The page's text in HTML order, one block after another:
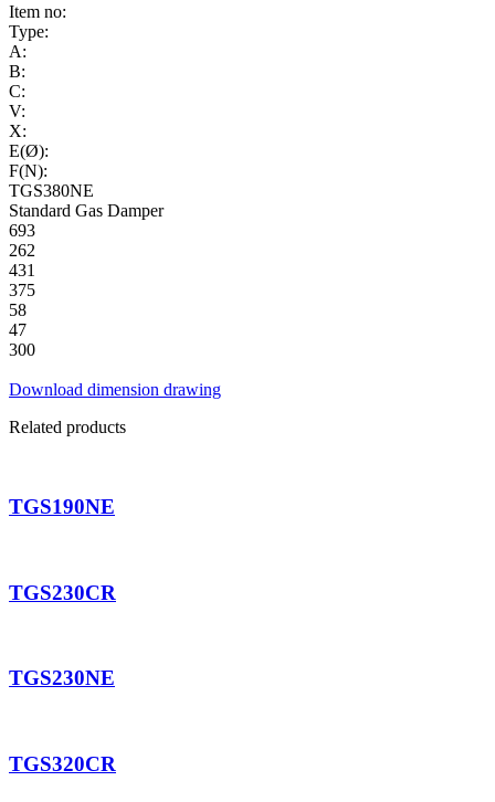
Item no:
Type:
A:
B:
C:
V:
X:
E(Ø):
F(N):
TGS380NE
Standard Gas Damper
693
262
431
375
58
47
300
Download dimension drawing
Related products
TGS190NE
TGS230CR
TGS230NE
TGS320CR